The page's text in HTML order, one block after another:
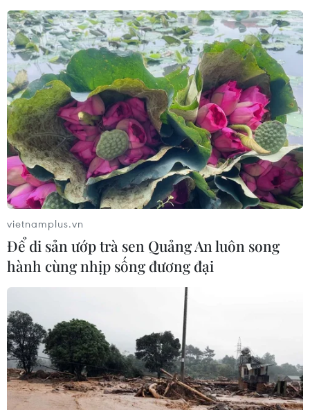
vietnamplus.vn
Để di sản ướp trà sen Quảng An luôn song
hành cùng nhịp sống đương đại